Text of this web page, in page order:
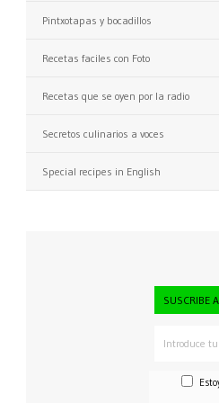
Pintxotapas y bocadillos
Recetas faciles con Foto
Recetas que se oyen por la radio
Secretos culinarios a voces
Special recipes in English
SUSCRIBE